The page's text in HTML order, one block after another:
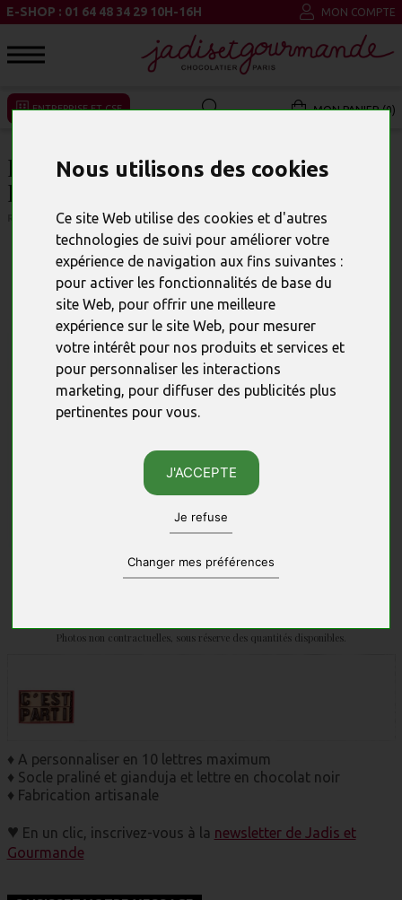
Nous utilisons des cookies
Ce site Web utilise des cookies et d'autres
technologies de suivi pour améliorer votre
expérience de navigation aux fins suivantes :
pour activer les fonctionnalités de base du
site Web, pour offrir une meilleure
expérience sur le site Web, pour mesurer
votre intérêt pour nos produits et services et
pour personnaliser les interactions
marketing, pour diffuser des publicités plus
pertinentes pour vous.
J'ACCEPTE
Je refuse
Changer mes préférences
E-SHOP : 01 64 48 34 29 10H-16H MON COMPTE
ENTREPRISE ET CSE MON PANIER (0)
BOITE DE 10 LETTRES À
PERSONNALISER
RÉFÉRENCE : 10349
Photos non contractuelles, sous réserve des quantités disponibles.
♦ A personnaliser en 10 lettres maximum
♦ Socle praliné et gianduja et lettre en chocolat noir
♦ Fabrication artisanale
♥ En un clic, inscrivez-vous à la newsletter de Jadis et
Gourmande